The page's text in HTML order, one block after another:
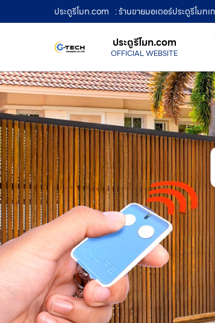
ประตูรีโมท.com : ร้านขายมอเตอร์ประตูรีโม
ประตูรีโมท.com
OFFICIAL WEBSITE